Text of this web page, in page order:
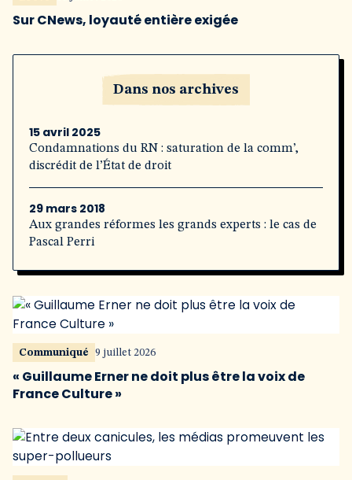
Sur CNews, loyauté entière exigée
Dans nos archives
15 avril 2025
Condamnations du RN : saturation de la comm’,
discrédit de l’État de droit
29 mars 2018
Aux grandes réformes les grands experts : le cas de
Pascal Perri
Communiqué 9 juillet 2026
« Guillaume Erner ne doit plus être la voix de
France Culture »